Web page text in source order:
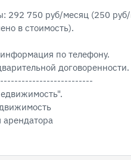
292 750 руб/месяц (250
в стоимость).
по телефону.
договоренности.
арендатора